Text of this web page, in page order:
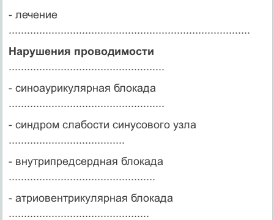
- лечение
...............................................................................
Нарушения проводимости
...................................................
- синоаурикулярная блокада
...................................................
- синдром слабости синусового узла
......................................
- внутрипредсердная блокада
................................................
- атриовентрикулярная блокада
..............................................